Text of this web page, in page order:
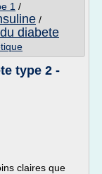
1 /
/
diabete
type 2 -
claires que